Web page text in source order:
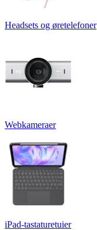
Headsets og øretelefoner
Webkameraer
iPad-tastaturetuier